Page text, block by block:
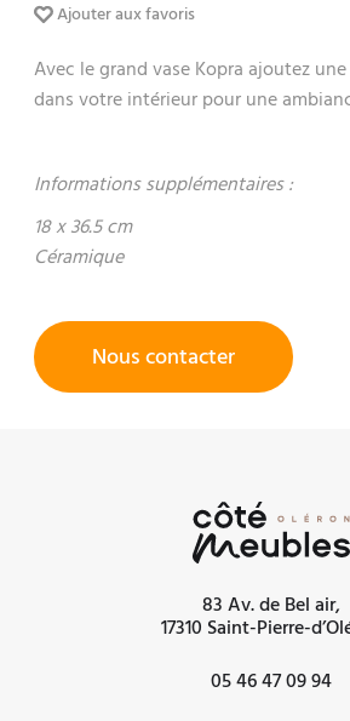
Ajouter aux favoris
Avec le grand vase Kopra ajoutez
dans votre intérieur pour une
Informations supplémentaires :
18 x 36.5 cm
Céramique
Nous contacter
83 Av. de Bel air,
17310 Saint-Pierre-
05 46 47 09 94